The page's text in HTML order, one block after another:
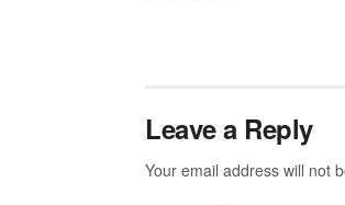
Leave a Reply
Your email address will not